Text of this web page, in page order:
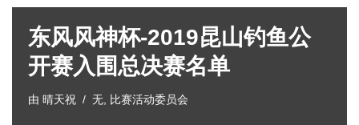
东风风神杯-2019昆山钓鱼公
开赛入围总决赛名单
由 晴天祝 无 比赛活动委员会